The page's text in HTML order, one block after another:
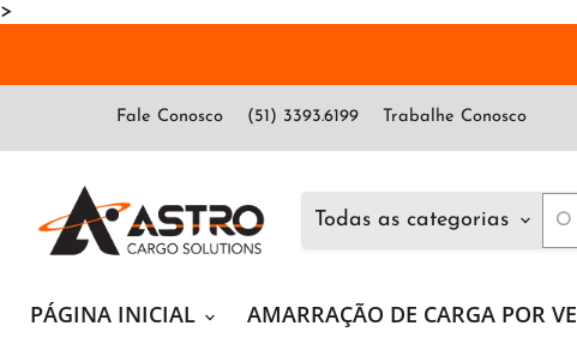
>
Fale Conosco (51) 3393.6199 Trabalhe Conosco
Todas as categorias
PÁGINA INICIAL AMARRAÇÃO DE CARGA POR